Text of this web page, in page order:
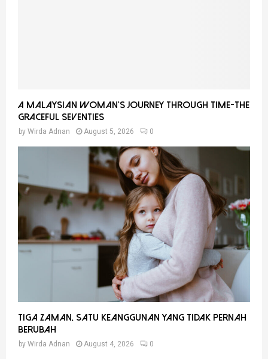
A Malaysian Woman’s Journey Through Time-THE
GRACEFUL SEVENTIES
by Wirda Adnan August 5, 2026 0
Tiga Zaman, Satu Keanggunan Yang Tidak Pernah
Berubah
by Wirda Adnan August 4, 2026 0